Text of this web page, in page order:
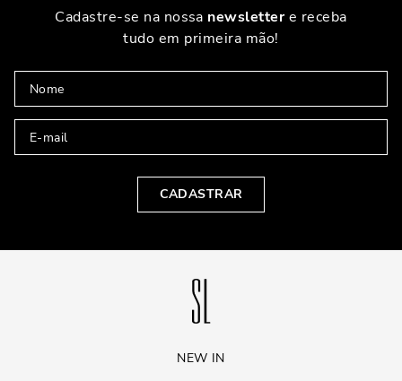
Cadastre-se na nossa newslettere receba
tudo em primeira mão!
CADASTRAR
NEW IN